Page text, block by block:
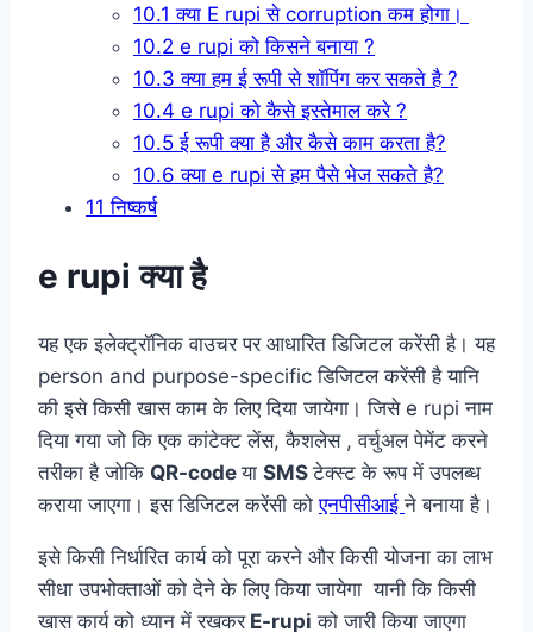
10.1 क्या E rupi से corruption कम होगा।
10.2 e rupi को किसने बनाया ?
10.3 क्या हम ई रूपी से शॉपिंग कर सकते है ?
10.4 e rupi को कैसे इस्तेमाल करे ?
10.5 ई रूपी क्या है और कैसे काम करता है?
10.6 क्या e rupi से हम पैसे भेज सकते है?
11 निष्कर्ष
e rupi क्या है
यह एक इलेक्ट्रॉनिक वाउचर पर आधारित डिजिटल करेंसी है। यह
person and purpose-specific डिजिटल करेंसी है यानि
की इसे किसी खास काम के लिए दिया जायेगा। जिसे e rupi नाम
दिया गया जो कि एक कांटेक्ट लेंस, कैशलेस , वर्चुअल पेमेंट करने
तरीका है जोकि QR-codeया SMSटेक्स्ट के रूप में उपलब्ध
कराया जाएगा। इस डिजिटल करेंसी कोएनपीसीआईने बनाया है।
इसे किसी निर्धारित कार्य को पूरा करने और किसी योजना का लाभ
सीधा उपभोक्ताओं को देने के लिए किया जायेगा यानी कि किसी
खास कार्य को ध्यान में रखकरE-rupi को जारी किया जाएगा